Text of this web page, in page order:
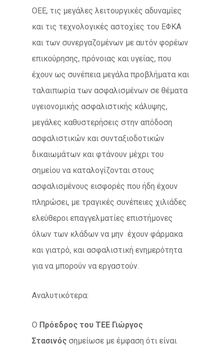
ΟΕΕ, τις μεγάλες λειτουργικές αδυναμίες
και τις τεχνολογικές αστοχίες του ΕΦΚΑ
και των συνεργαζομένων με αυτόν φορέων
επικούρησης, πρόνοιας και υγείας, που
έχουν ως συνέπεια μεγάλα προβλήματα και
ταλαιπωρία των ασφαλισμένων σε θέματα
υγειονομικής ασφαλιστικής κάλυψης,
μεγάλες καθυστερήσεις στην απόδοση
ασφαλιστικών και συνταξιοδοτικών
δικαιωμάτων και φτάνουν μέχρι του
σημείου να καταλογίζονται στους
ασφαλισμένους εισφορές που ήδη έχουν
πληρώσει, με τραγικές συνέπειες χιλιάδες
ελεύθεροι επαγγελματίες επιστήμονες
όλων των κλάδων να μην έχουν φάρμακα
και γιατρό, και ασφαλιστική ενημερότητα
για να μπορούν να εργαστούν.
Αναλυτικότερα:
Ο Πρόεδρος του ΤΕΕ Γιώργος
Στασινός σημείωσε με έμφαση ότι είναι